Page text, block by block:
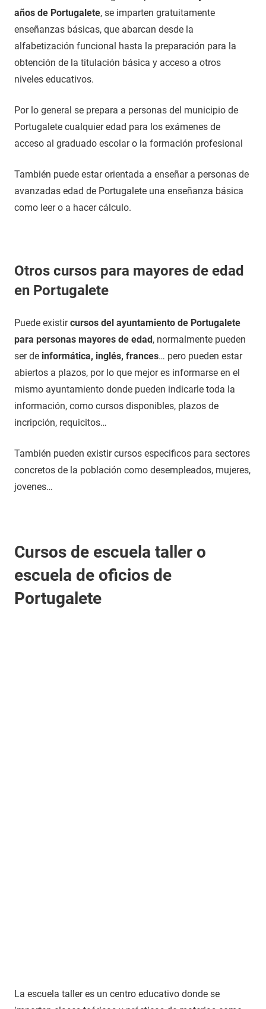
años de Portugalete, se imparten gratuitamente
enseñanzas básicas, que abarcan desde la
alfabetización funcional hasta la preparación para la
obtención de la titulación básica y acceso a otros
niveles educativos.
Por lo general se prepara a personas del municipio de
Portugalete cualquier edad para los exámenes de
acceso al graduado escolar o la formación profesional
También puede estar orientada a enseñar a personas de
avanzadas edad de Portugalete una enseñanza básica
como leer o a hacer cálculo.
Otros cursos para mayores de edad
en Portugalete
Puede existircursos del ayuntamiento de Portugalete
para personas mayores de edad, normalmente pueden
ser de informática, inglés, frances… pero pueden estar
abiertos a plazos, por lo que mejor es informarse en el
mismo ayuntamiento donde pueden indicarle toda la
información, como cursos disponibles, plazos de
incripción, requicitos…
También pueden existir cursos especificos para sectores
concretos de la población como desempleados, mujeres,
jovenes…
Cursos de escuela taller o
escuela de oficios de
Portugalete
La escuela taller es un centro educativo donde se